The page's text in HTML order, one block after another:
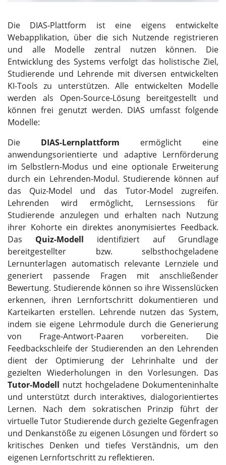
Die DIAS-Plattform ist eine eigens entwickelte
Webapplikation, über die sich Nutzende registrieren
und alle Modelle zentral nutzen können. Die
Entwicklung des Systems verfolgt das holistische Ziel,
Studierende und Lehrende mit diversen entwickelten
KI-Tools zu unterstützen. Alle entwickelten Modelle
werden als Open-Source-Lösung bereitgestellt und
können frei genutzt werden. DIAS umfasst folgende
Modelle:
Die DIAS-Lernplattform ermöglicht eine
anwendungsorientierte und adaptive Lernförderung
im Selbstlern-Modus und eine optionale Erweiterung
durch ein Lehrenden-Modul. Studierende können auf
das Quiz-Model und das Tutor-Model zugreifen.
Lehrenden wird ermöglicht, Lernsessions für
Studierende anzulegen und erhalten nach Nutzung
ihrer Kohorte ein direktes anonymisiertes Feedback.
Das Quiz-Modell identifiziert auf Grundlage
bereitgestellter bzw. selbsthochgeladene
Lernunterlagen automatisch relevante Lernziele und
generiert passende Fragen mit anschließender
Bewertung. Studierende können so ihre Wissenslücken
erkennen, ihren Lernfortschritt dokumentieren und
Karteikarten erstellen. Lehrende nutzen das System,
indem sie eigene Lehrmodule durch die Generierung
von Frage-Antwort-Paaren vorbereiten. Die
Feedbackschleife der Studierenden an den Lehrenden
dient der Optimierung der Lehrinhalte und der
gezielten Wiederholungen in den Vorlesungen. Das
Tutor-Modell nutzt hochgeladene Dokumenteninhalte
und unterstützt durch interaktives, dialogorientiertes
Lernen. Nach dem sokratischen Prinzip führt der
virtuelle Tutor Studierende durch gezielte Gegenfragen
und Denkanstöße zu eigenen Lösungen und fördert so
kritisches Denken und tiefes Verständnis, um den
eigenen Lernfortschritt zu reflektieren.